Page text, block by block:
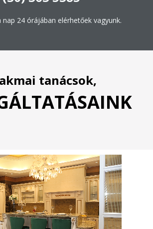
24 órájában elérhetőek vagyunk.
tanácsok,